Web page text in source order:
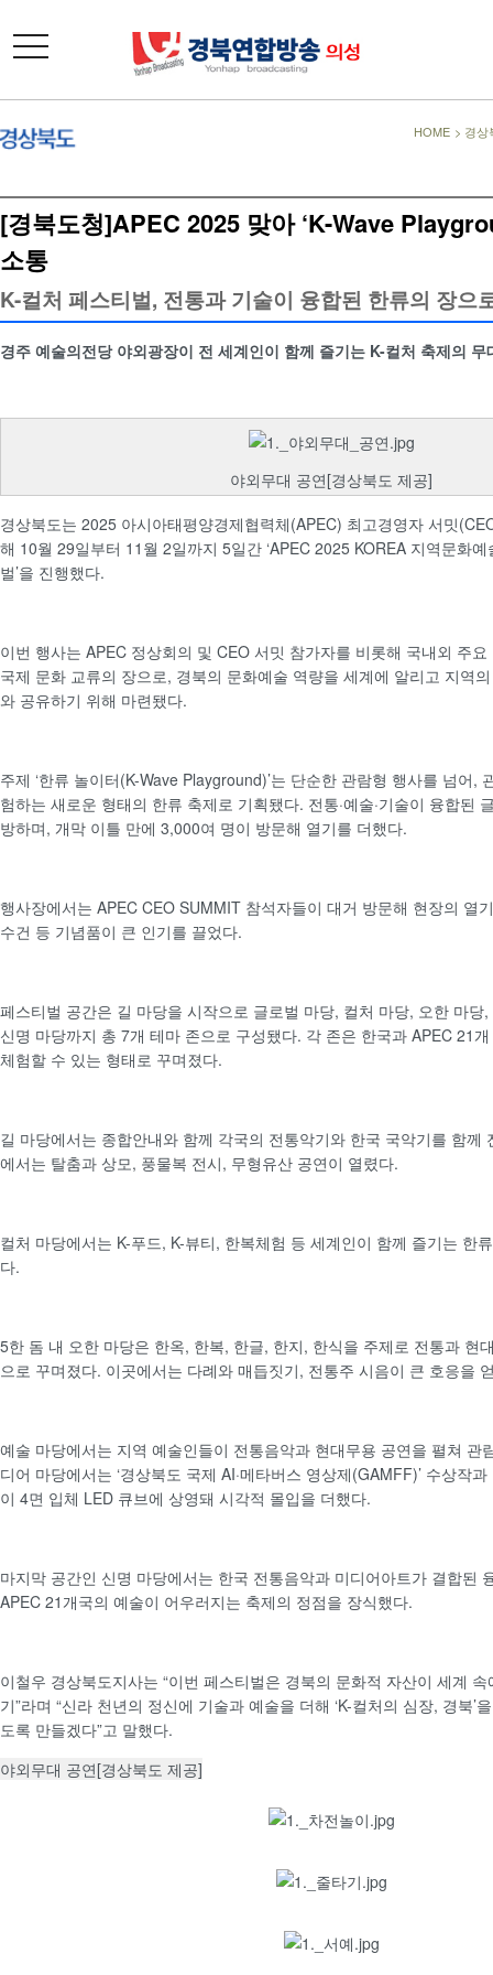
toggle
navigation
HOME > 경상
[경북도청]APEC 2025 맞아 ‘K-Wave
소통
K-컬처 페스티벌, 전통과 기술이 융합된 한류의 장으
경주 예술의전당 야외광장이 전 세계인이 함께 즐기는 K-컬처 축제의 무
야외무대 공연[경상북도 제공]
경상북도는 2025 아시아태평양경제협력체(APEC) 최고경영자 서밋
해 10월 29일부터 11월 2일까지 5일간 ‘APEC 2025 KOREA 지역문화
벌’을 진행했다.
이번 행사는 APEC 정상회의 및 CEO 서밋 참가자를 비롯해 국내외 주
국제 문화 교류의 장으로, 경북의 문화예술 역량을 세계에 알리고 지역
와 공유하기 위해 마련됐다.
주제 ‘한류 놀이터(K-Wave Playground)’는 단순한 관람형 행사를 넘어,
험하는 새로운 형태의 한류 축제로 기획됐다. 전통·예술·기술이 융합된
방하며, 개막 이틀 만에 3,000여 명이 방문해 열기를 더했다.
행사장에서는 APEC CEO SUMMIT 참석자들이 대거 방문해 현장의 열
수건 등 기념품이 큰 인기를 끌었다.
페스티벌 공간은 길 마당을 시작으로 글로벌 마당, 컬처 마당, 오한 마당
신명 마당까지 총 7개 테마 존으로 구성됐다. 각 존은 한국과 APEC 21
체험할 수 있는 형태로 꾸며졌다.
길 마당에서는 종합안내와 함께 각국의 전통악기와 한국 국악기를 함께
에서는 탈춤과 상모, 풍물복 전시, 무형유산 공연이 열렸다.
컬처 마당에서는 K-푸드, K-뷰티, 한복체험 등 세계인이 함께 즐기는 한
다.
5한 돔 내 오한 마당은 한옥, 한복, 한글, 한지, 한식을 주제로 전통과 현
으로 꾸며졌다. 이곳에서는 다례와 매듭짓기, 전통주 시음이 큰 호응을
예술 마당에서는 지역 예술인들이 전통음악과 현대무용 공연을 펼쳐 관
디어 마당에서는 ‘경상북도 국제 AI·메타버스 영상제(GAMFF)’ 수상작
이 4면 입체 LED 큐브에 상영돼 시각적 몰입을 더했다.
마지막 공간인 신명 마당에서는 한국 전통음악과 미디어아트가 결합된
APEC 21개국의 예술이 어우러지는 축제의 정점을 장식했다.
이철우 경상북도지사는 “이번 페스티벌은 경북의 문화적 자산이 세계
기”라며 “신라 천년의 정신에 기술과 예술을 더해 ‘K-컬처의 심장, 경북’
도록 만들겠다”고 말했다.
야외무대 공연[경상북도 제공]